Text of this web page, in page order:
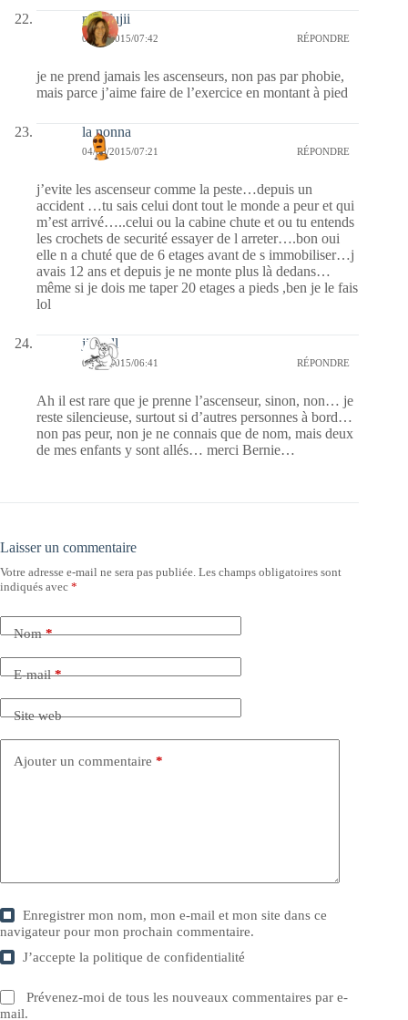
missfujii
04/08/2015/07:42 RÉPONDRE
je ne prend jamais les ascenseurs, non pas par phobie,
mais parce j’aime faire de l’exercice en montant à pied
la nonna
04/08/2015/07:21 RÉPONDRE
j’evite les ascenseur comme la peste…depuis un
accident …tu sais celui dont tout le monde a peur et qui
m’est arrivé…..celui ou la cabine chute et ou tu entends
les crochets de securité essayer de l arreter….bon oui
elle n a chuté que de 6 etages avant de s immobiliser…j
avais 12 ans et depuis je ne monte plus là dedans…
même si je dois me taper 20 etages a pieds ,ben je le fais
lol
jill bill
04/08/2015/06:41 RÉPONDRE
Ah il est rare que je prenne l’ascenseur, sinon, non… je
reste silencieuse, surtout si d’autres personnes à bord…
non pas peur, non je ne connais que de nom, mais deux
de mes enfants y sont allés… merci Bernie…
Laisser un commentaire
Votre adresse e-mail ne sera pas publiée. Les champs obligatoires sont
indiqués avec *
Nom*
E-mail*
Site web
Ajouter un commentaire *
Enregistrer mon nom, mon e-mail et mon site dans ce
navigateur pour mon prochain commentaire.
J’accepte lapolitique de confidentialité
Prévenez-moi de tous les nouveaux commentaires par e-
mail.